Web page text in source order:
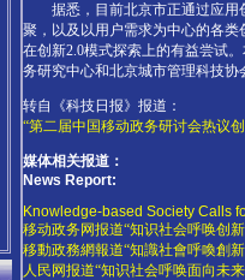
据悉，目前北京市正通过应用
聚，以及以用户需求为中心的各
在创新2.0模式探索上的有益尝试
务研究中心和北京城市管理科技协
转自《科技日报》报道：
“第二届中国移动政务研讨会热议创
媒体相关报道：
News Report:
Knowledge-based Society Calls
移动政务网报道“知识社会呼唤创新
移動政務網報道“知識社會呼喚創新
人民网报道“知识社会呼唤面向未